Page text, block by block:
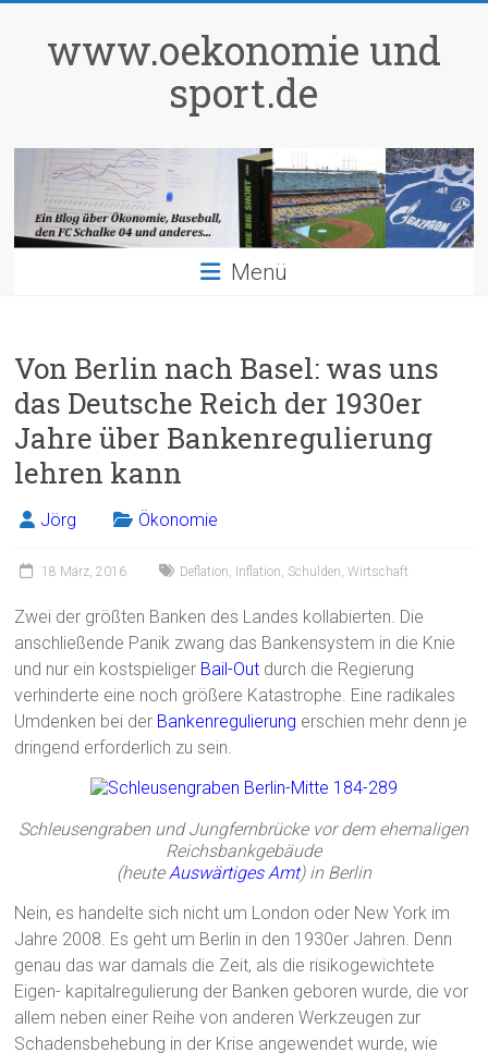
springenwww.oekonomie und
sport.de
Menü
Von Berlin nach Basel: was uns
das Deutsche Reich der 1930er
Jahre über Bankenregulierung
lehren kann
Jörg Ökonomie
18 März, 2016 Deflation, Inflation, Schulden,Wirtschaft
Zwei der größten Banken des Landes kollabierten. Die
anschließende Panik zwang das Bankensystem in die Knie
und nur ein kostspieliger Bail-Out durch die Regierung
verhinderte eine noch größere Katastrophe. Eine radikales
Umdenken bei der Bankenregulierung erschien mehr denn je
dringend erforderlich zu sein.
Schleusengraben und Jungfernbrücke vor dem ehemaligen
Reichsbankgebäude
(heuteAuswärtiges Amt) in Berlin
Nein, es handelte sich nicht um London oder New York im
Jahre 2008. Es geht um Berlin in den 1930er Jahren. Denn
genau das war damals die Zeit, als die risikogewichtete
Eigen- kapitalregulierung der Banken geboren wurde, die vor
allem neben einer Reihe von anderen Werkzeugen zur
Schadensbehebung in der Krise angewendet wurde, wie